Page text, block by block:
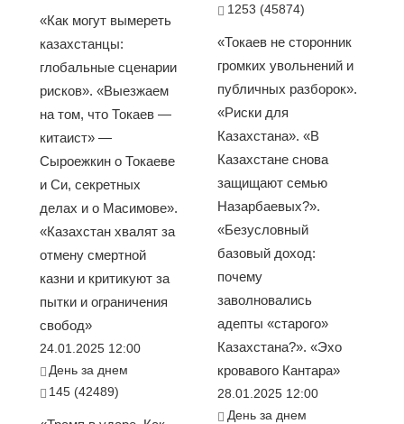
«Как могут вымереть
казахстанцы:
глобальные сценарии
рисков». «Выезжаем
на том, что Токаев —
китаист» —
Сыроежкин о Токаеве
и Си, секретных
делах и о Масимове».
«Казахстан хвалят за
отмену смертной
казни и критикуют за
пытки и ограничения
свобод»
24.01.2025 12:00
День за днем
145 (42489)
1253 (45874)
«Токаев не сторонник
громких увольнений и
публичных разборок».
«Риски для
Казахстана». «В
Казахстане снова
защищают семью
Назарбаевых?».
«Безусловный
базовый доход:
почему
заволновались
адепты «старого»
Казахстана?». «Эхо
кровавого Кантара»
28.01.2025 12:00
День за днем